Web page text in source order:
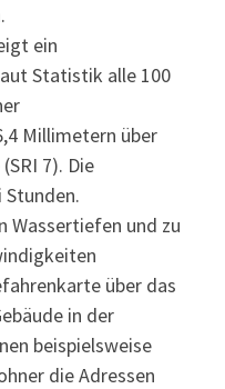
ein
Statistik alle 100
Millimetern über
7). Die
Wassertiefen und zu
über das
in der
beispielsweise
die Adressen